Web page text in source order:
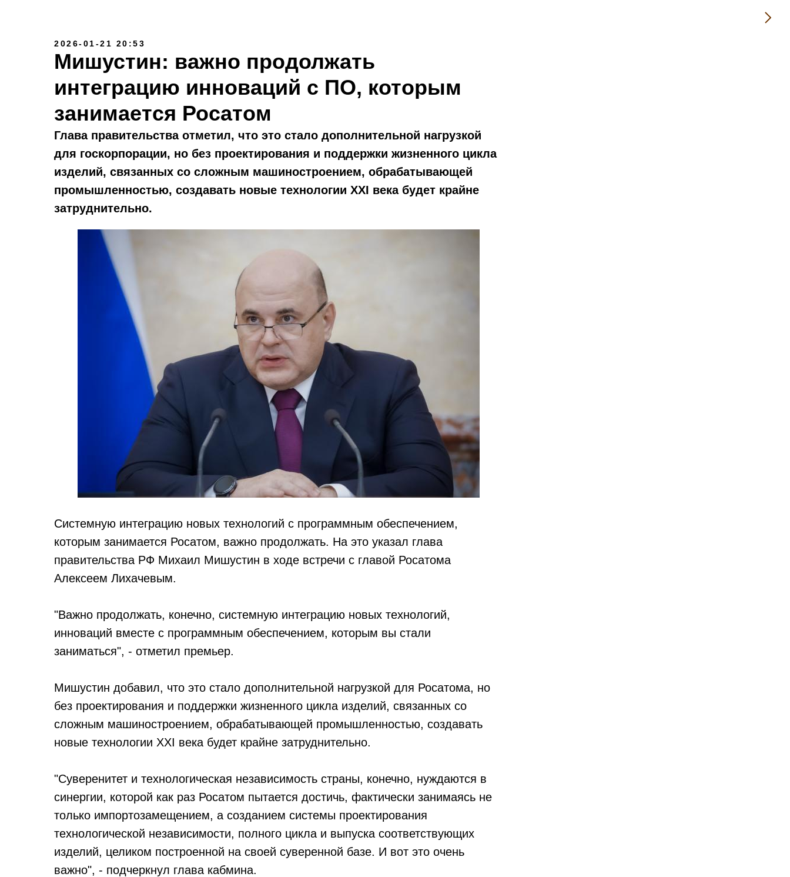
2026-01-21 20:53
Мишустин: важно продолжать
интеграцию инноваций с ПО, которым
занимается Росатом
Глава правительства отметил, что это стало дополнительной нагрузкой
для госкорпорации, но без проектирования и поддержки жизненного цикла
изделий, связанных со сложным машиностроением, обрабатывающей
промышленностью, создавать новые технологии XXI века будет крайне
затруднительно.
Системную интеграцию новых технологий с программным обеспечением,
которым занимается Росатом, важно продолжать. На это указал глава
правительства РФ Михаил Мишустин в ходе встречи с главой Росатома
Алексеем Лихачевым.
"Важно продолжать, конечно, системную интеграцию новых технологий,
инноваций вместе с программным обеспечением, которым вы стали
заниматься", - отметил премьер.
Мишустин добавил, что это стало дополнительной нагрузкой для Росатома, но
без проектирования и поддержки жизненного цикла изделий, связанных со
сложным машиностроением, обрабатывающей промышленностью, создавать
новые технологии XXI века будет крайне затруднительно.
"Суверенитет и технологическая независимость страны, конечно, нуждаются в
синергии, которой как раз Росатом пытается достичь, фактически занимаясь не
только импортозамещением, а созданием системы проектирования
технологической независимости, полного цикла и выпуска соответствующих
изделий, целиком построенной на своей суверенной базе. И вот это очень
важно", - подчеркнул глава кабмина.